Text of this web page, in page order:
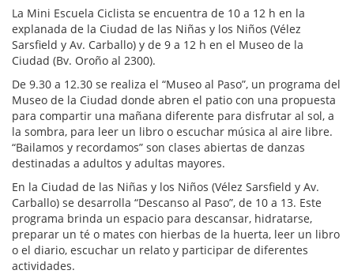
La Mini Escuela Ciclista se encuentra de 10 a 12 h en la
explanada de la Ciudad de las Niñas y los Niños (Vélez
Sarsfield y Av. Carballo) y de 9 a 12 h en el Museo de la
Ciudad (Bv. Oroño al 2300).
De 9.30 a 12.30 se realiza el “Museo al Paso”, un programa del
Museo de la Ciudad donde abren el patio con una propuesta
para compartir una mañana diferente para disfrutar al sol, a
la sombra, para leer un libro o escuchar música al aire libre.
“Bailamos y recordamos” son clases abiertas de danzas
destinadas a adultos y adultas mayores.
En la Ciudad de las Niñas y los Niños (Vélez Sarsfield y Av.
Carballo) se desarrolla “Descanso al Paso”, de 10 a 13. Este
programa brinda un espacio para descansar, hidratarse,
preparar un té o mates con hierbas de la huerta, leer un libro
o el diario, escuchar un relato y participar de diferentes
actividades.